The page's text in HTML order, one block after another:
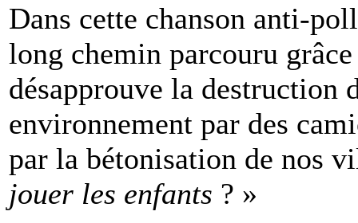
Dans cette chanson anti-
long chemin parcouru
désapprouve la destruction
environnement par des
par la bétonisation de nos
jouer les enfants ? »